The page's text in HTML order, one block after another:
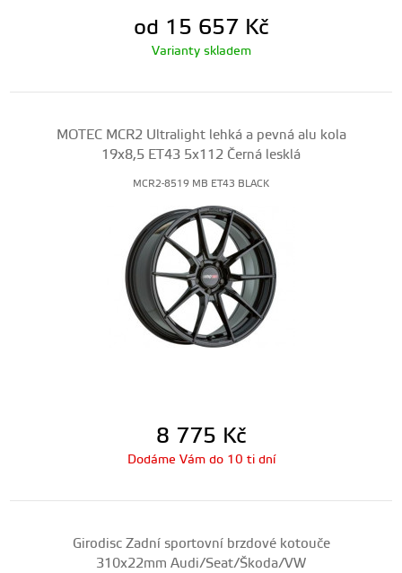
od 15 657 Kč
Varianty skladem
MOTEC MCR2 Ultralight lehká a pevná alu kola
19x8,5 ET43 5x112 Černá lesklá
MCR2-8519 MB ET43 BLACK
8 775 Kč
Dodáme Vám do 10 ti dní
Girodisc Zadní sportovní brzdové kotouče
310x22mm Audi/Seat/Škoda/VW